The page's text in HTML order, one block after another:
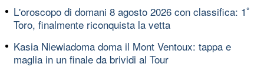
L'oroscopo di domani 8 agosto 2026 con classifica: 1ﾟ
Toro, finalmente riconquista la vetta
Kasia Niewiadoma doma il Mont Ventoux: tappa e
maglia in un finale da brividi al Tour